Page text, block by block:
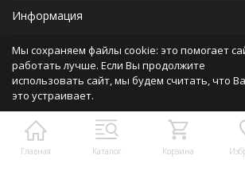
Главная Каталог Корзина
Информация
Прочее
Политика персональных данных
Разработано в
bodysite.ru
Мы сохраняем файлы cookie: это помогает
работать лучше. Если Вы продолжите
использовать сайт, мы будем считать, что
это устраивает.